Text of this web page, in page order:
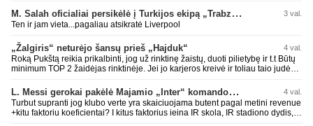
laurynas ikalbins
M. Salah oficialiai persikėlė į Turkijos ekipą „Trabzonspor“ 3 val.
Ten ir jam vieta...pagaliau atsikratė Liverpool
„Žalgiris“ neturėjo šansų prieš „Hajduk“ 4 val.
Roką Pukštą reikia prikalbinti, jog už rinktinę žaistų, duoti pilietybę ir t.t Būtų
minimum TOP 2 žaidėjas rinktinėje. Jei jo karjeros kreivė ir toliau taio judės,
L. Messi gerokai pakėlė Majamio „Inter“ komandos vertę 4 val.
Turbut supranti jog klubo verte yra skaiciuojama butent pagal metini revenue
+kitu faktoriu koeficientai? I kitus faktorius ieina IR skola, IR stadiono dydis,